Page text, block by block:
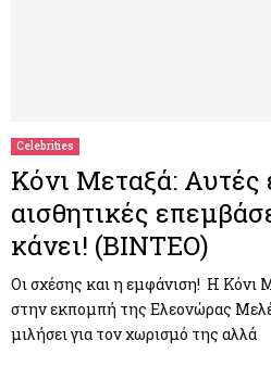
Celebrities
Κόνι Μεταξά: Αυτές
αισθητικές
κάνει! (ΒΙΝΤΕΟ)
Οι σχέσης και η εμφάνιση! Η Κόνι
στην εκπομπή της Ελεονώρας
μιλήσει για τον χωρισμό της αλλά